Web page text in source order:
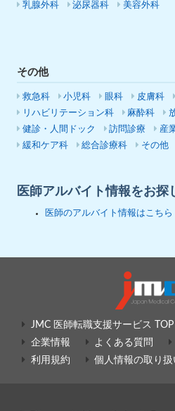
乳腺外科
泌尿器科 美容外科
その他
救急科 小児科 眼科 皮膚科
リハビリテーション科
麻酔科
健診・人間ドック
訪問診療 産
緩和ケア科
総合診療科 その他
医師アルバイト情報をお探
医師のアルバイト情報はこちら
JMC 医師転職支援サービス TOP
企業情報
よくある質問
利用規約
個人情報の取り扱